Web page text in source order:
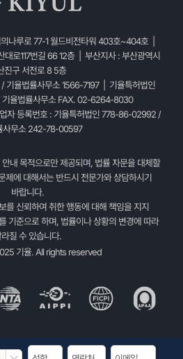
나루로 77-1 월드비전타워 403호~404호 |
대로117번길 66 12층 | 부산지사 : 부산광역시
진구 서전로 8 5층
기율법률사무소 1566-7197 | 기율특허법인
율법률사무소 FAX. 02-6264-8030
등록번호 : 기율특허법인 778-86-02992 /
사무소 242-78-00597
내 목적으로만 제공되며, 법률 자문을 대체할
제에 대해서는 반드시 전문가와 상담하시기
바랍니다.
를 신뢰하여 취한 행동에 대해 책임을 지지
기준으로 하며, 법률이나 상황의 변경에 따라
라질 수 있습니다.
기율. All rights reserved